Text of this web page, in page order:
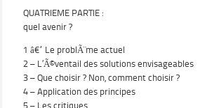
QUATRIEME PARTIE :
quel avenir ?
1 â€“ Le problÃ¨me actuel
2 – L’Ã©ventail des solutions envisageables
3 – Que choisir ? Non, comment choisir ?
4 – Application des principes
5 – Les critiques